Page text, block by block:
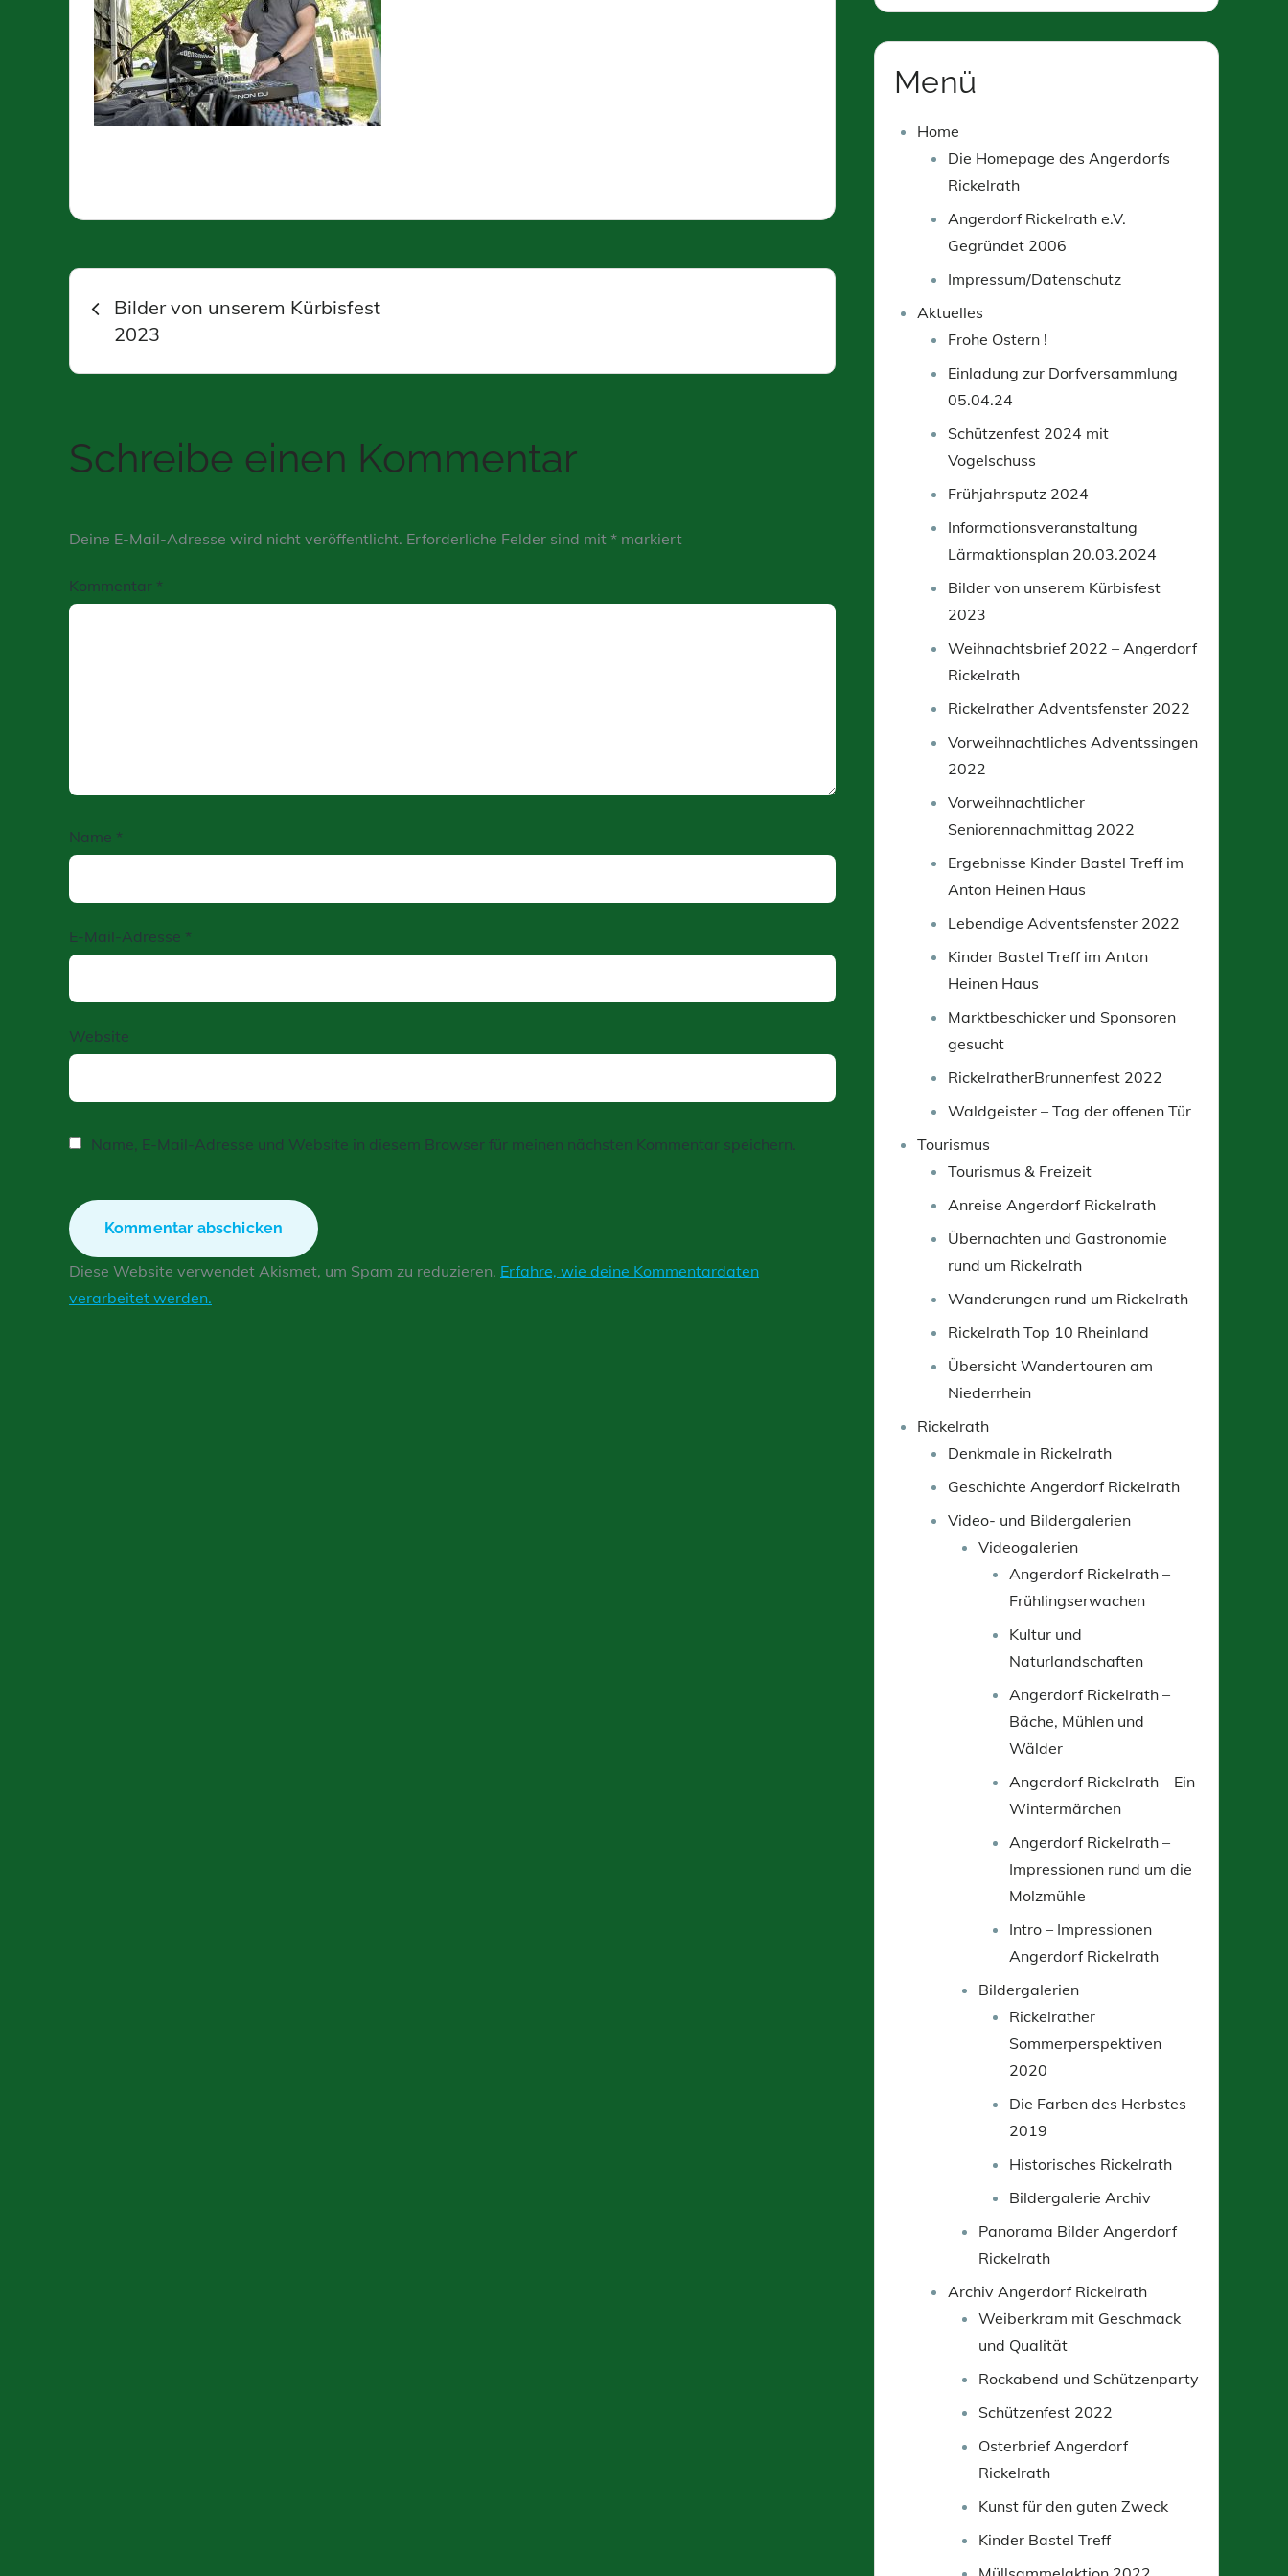
Beitragsnavigation
Bilder von unserem Kürbisfest
2023
Schreibe einen Kommentar
Deine E-Mail-Adresse wird nicht veröffentlicht. Erforderliche Felder sind mit * markiert
Kommentar *
Name *
E-Mail-Adresse *
Website
Name, E-Mail-Adresse und Website in diesem Browser für meinen nächsten Kommentar speichern.
Diese Website verwendet Akismet, um Spam zu reduzieren. Erfahre, wie deine Kommentardaten
verarbeitet werden.
Menü
Home
Die Homepage des Angerdorfs
Rickelrath
Angerdorf Rickelrath e.V.
Gegründet 2006
Impressum/Datenschutz
Aktuelles
Frohe Ostern !
Einladung zur Dorfversammlung
05.04.24
Schützenfest 2024 mit
Vogelschuss
Frühjahrsputz 2024
Informationsveranstaltung
Lärmaktionsplan 20.03.2024
Bilder von unserem Kürbisfest
2023
Weihnachtsbrief 2022 – Angerdorf
Rickelrath
Rickelrather Adventsfenster 2022
Vorweihnachtliches Adventssingen
2022
Vorweihnachtlicher
Seniorennachmittag 2022
Ergebnisse Kinder Bastel Treff im
Anton Heinen Haus
Lebendige Adventsfenster 2022
Kinder Bastel Treff im Anton
Heinen Haus
Marktbeschicker und Sponsoren
gesucht
RickelratherBrunnenfest 2022
Waldgeister – Tag der offenen Tür
Tourismus
Tourismus & Freizeit
Anreise Angerdorf Rickelrath
Übernachten und Gastronomie
rund um Rickelrath
Wanderungen rund um Rickelrath
Rickelrath Top 10 Rheinland
Übersicht Wandertouren am
Niederrhein
Rickelrath
Denkmale in Rickelrath
Geschichte Angerdorf Rickelrath
Video- und Bildergalerien
Videogalerien
Angerdorf Rickelrath –
Frühlingserwachen
Kultur und
Naturlandschaften
Angerdorf Rickelrath –
Bäche, Mühlen und
Wälder
Angerdorf Rickelrath – Ein
Wintermärchen
Angerdorf Rickelrath –
Impressionen rund um die
Molzmühle
Intro – Impressionen
Angerdorf Rickelrath
Bildergalerien
Rickelrather
Sommerperspektiven
2020
Die Farben des Herbstes
2019
Historisches Rickelrath
Bildergalerie Archiv
Panorama Bilder Angerdorf
Rickelrath
Archiv Angerdorf Rickelrath
Weiberkram mit Geschmack
und Qualität
Rockabend und Schützenparty
Schützenfest 2022
Osterbrief Angerdorf
Rickelrath
Kunst für den guten Zweck
Kinder Bastel Treff